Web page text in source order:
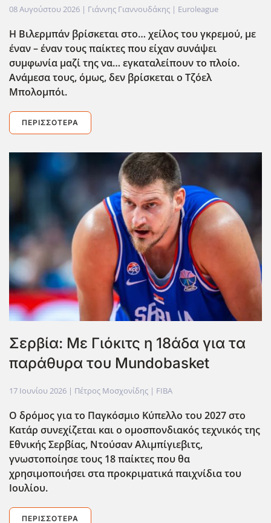
08 Αυγούστου 2026 | Γιάννης Γιαννουδάκης | Euroleague
Η Βιλερμπάν βρίσκεται στο… χείλος του γκρεμού, με
έναν – έναν τους παίκτες που είχαν συνάψει
συμφωνία μαζί της να… εγκαταλείπουν το πλοίο.
Ανάμεσα τους, όμως, δεν βρίσκεται ο Τζόελ
Μπολομπόι.
ΠΕΡΙΣΣΌΤΕΡΑ
Σερβία: Με Γιόκιτς η 18άδα για τα
παράθυρα του Mundobasket
17 Ιουνίου 2026 | Πέτρος Μοσχονίδης | FIBA
Ο δρόμος για το Παγκόσμιο Κύπελλο του 2027 στο
Κατάρ συνεχίζεται και ο ομοσπονδιακός τεχνικός της
Εθνικής Σερβίας, Ντούσαν Αλιμπίγιεβιτς,
γνωστοποίησε τους 18 παίκτες που θα
χρησιμοποιήσει στα προκριματικά παιχνίδια του
Ιουλίου.
ΠΕΡΙΣΣΌΤΕΡΑ